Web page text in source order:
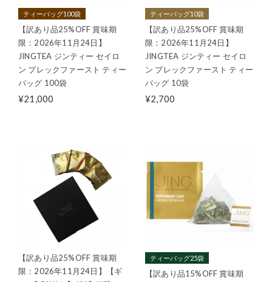
ティーバッグ100袋
【訳あり品25%OFF 賞味期
限：2026年11月24日】
JINGTEA ジンティー セイロ
ン ブレックファースト ティー
バッグ 100袋
¥21,000
ティーバッグ10袋
【訳あり品25%OFF 賞味期
限：2026年11月24日】
JINGTEA ジンティー セイロ
ン ブレックファースト ティー
バッグ 10袋
¥2,700
【訳あり品25%OFF 賞味期
限：2026年11月24日】【ギ
ティーバッグ25袋
【訳あり品15%OFF 賞味期